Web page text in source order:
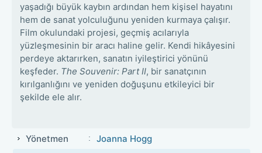
yaşadığı büyük kaybın ardından hem kişisel hayatını
hem de sanat yolculuğunu yeniden kurmaya çalışır.
Film okulundaki projesi, geçmiş acılarıyla
yüzleşmesinin bir aracı haline gelir. Kendi hikâyesini
perdeye aktarırken, sanatın iyileştirici yönünü
keşfeder. The Souvenir: Part II, bir sanatçının
kırılganlığını ve yeniden doğuşunu etkileyici bir
şekilde ele alır.
Yönetmen Joanna Hogg